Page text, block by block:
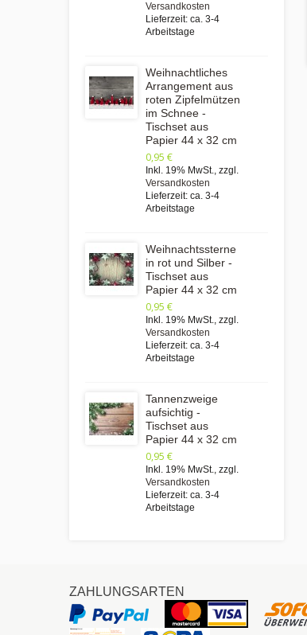
Versandkosten
Lieferzeit: ca. 3-4
Arbeitstage
Weihnachtliches
Arrangement aus
roten Zipfelmützen
im Schnee -
Tischset aus
Papier 44 x 32 cm
0,95 €
Inkl. 19% MwSt., zzgl.
Versandkosten
Lieferzeit: ca. 3-4
Arbeitstage
Weihnachtssterne
in rot und Silber -
Tischset aus
Papier 44 x 32 cm
0,95 €
Inkl. 19% MwSt., zzgl.
Versandkosten
Lieferzeit: ca. 3-4
Arbeitstage
Tannenzweige
aufsichtig -
Tischset aus
Papier 44 x 32 cm
0,95 €
Inkl. 19% MwSt., zzgl.
Versandkosten
Lieferzeit: ca. 3-4
Arbeitstage
ZAHLUNGSARTEN